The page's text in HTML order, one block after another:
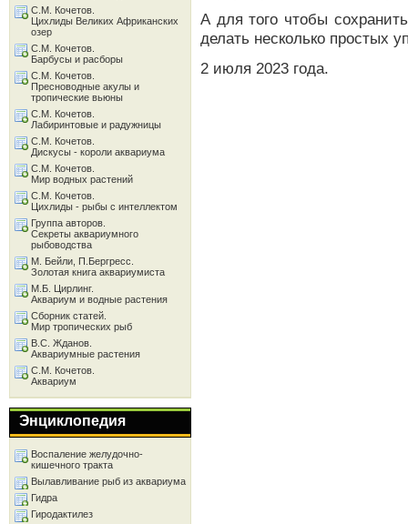
А для того чтобы
делать несколько простых
2 июля 2023 года.
С.М. Кочетов.
Цихлиды Великих Африканских
озер
С.М. Кочетов.
Барбусы и расборы
С.М. Кочетов.
Пресноводные акулы и
тропические вьюны
С.М. Кочетов.
Лабиринтовые и радужницы
С.М. Кочетов.
Дискусы - короли аквариума
С.М. Кочетов.
Мир водных растений
С.М. Кочетов.
Цихлиды - рыбы с интеллектом
Группа авторов.
Секреты аквариумного
рыбоводства
М. Бейли, П.Бергресс.
Золотая книга аквариумиста
М.Б. Цирлинг.
Аквариум и водные растения
Сборник статей.
Мир тропических рыб
В.С. Жданов.
Аквариумные растения
С.М. Кочетов.
Аквариум
Энциклопедия
Воспаление желудочно-
кишечного тракта
Вылавливание рыб из аквариума
Гидра
Гиродактилез